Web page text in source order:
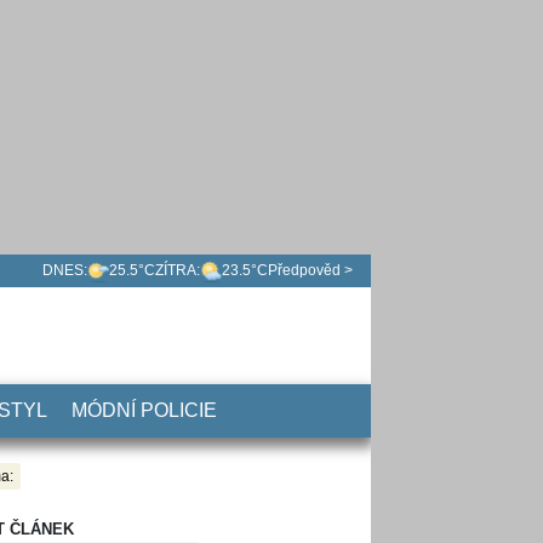
DNES: 25.5°CZÍTRA: 23.5°C Předpověd >
MÓDNÍ POLICIE
ČLÁNEK